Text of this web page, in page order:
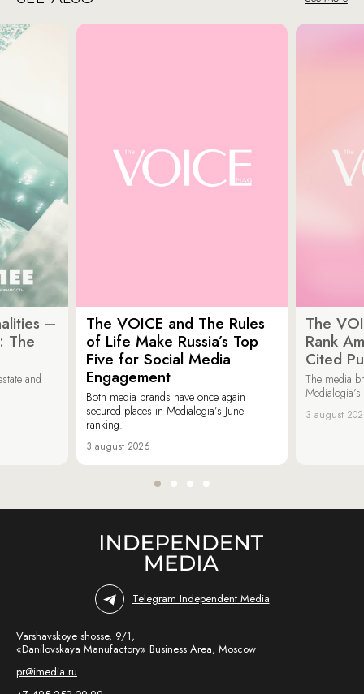
–
The
and
The VOICE and The Rules
of Life Make Russia’s Top
Five for Social Media
Engagement
Both media brands have once again
secured places in Medialogia’s June
ranking.
3 august 2026
The
Rank
Cited
The media
3 august
Telegram Independent Media
Varshavskoye shosse, 9/1,
«Danilovskaya Manufactory» Business Area, Moscow
pr@imedia.ru